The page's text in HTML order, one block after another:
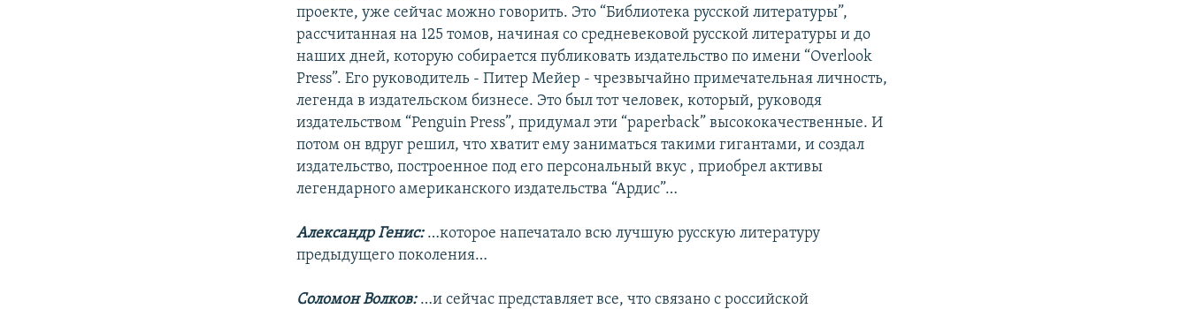
проекте, уже сейчас можно говорить. Это “Библиотека русской литературы”,
рассчитанная на 125 томов, начиная со средневековой русской литературы и до
наших дней, которую собирается публиковать издательство по имени “Overlook
Press”. Его руководитель - Питер Мейер - чрезвычайно примечательная личность,
легенда в издательском бизнесе. Это был тот человек, который, руководя
издательством “Penguin Press”, придумал эти “paperback” высококачественные. И
потом он вдруг решил, что хватит ему заниматься такими гигантами, и создал
издательство, построенное под его персональный вкус , приобрел активы
легендарного американского издательства “Ардис”…
Александр Генис:…которое напечатало всю лучшую русскую литературу
предыдущего поколения…
Соломон Волков:…и сейчас представляет все, что связано с российской